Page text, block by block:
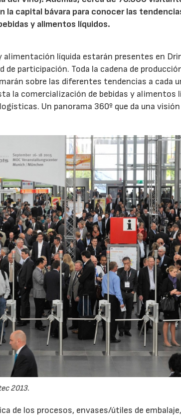
capital bávara para conocer las
y alimentos líquidos.
alimentación líquida estarán presentes en
participación. Toda la cadena de
sobre las diferentes tendencias a cada
la comercialización de bebidas y alimentos
Un panorama 360º que da una
2013.
de los procesos, envases/útiles de embalaje,
02/07/2026